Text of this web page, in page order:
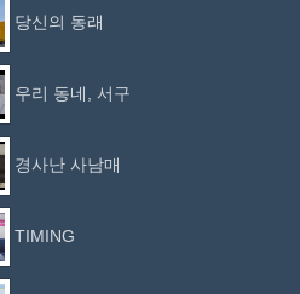
당신의 동래
우리 동네, 서구
경사난 사남매
TIMING